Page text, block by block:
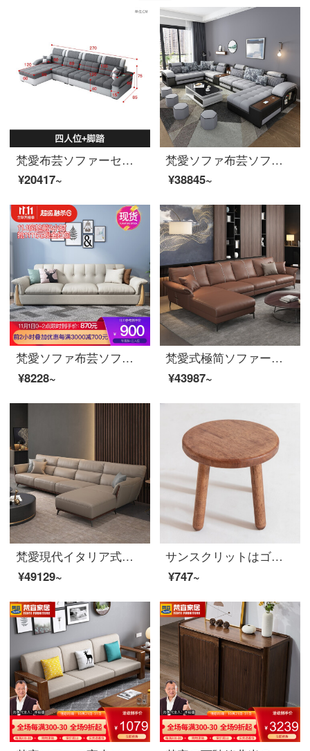
梵愛布芸ソファーセット簡単なリビングセット家具のサイズと部屋のサイズは、現代的には、ラテックスの科学技術布ソファの4つの位置+足を洗うことができます。
¥20417~
梵愛ソファ布芸ソファーラテックスの皮の布ソファーは現代簡単で、USB携帯の充電棚のソファーのリビングルームにセットされたリビングルームの家具四点セットの三防布のアップグレード版です。ラテックスのスプリングシートのバッグです。
¥38845~
梵愛ソファ布芸ソファ北欧の小型ソファーの三人の機能ソファベッドリビングの家具標準版（スポンジシートバッグ）の三人の位の深空灰（綿麻）
¥8228~
梵愛式極简ソファー北欧軽奢科学技術三防皮ソファセット現代皮芸ソファー家具ペア+シングル+貴妃ブラウン
¥43987~
梵愛現代イタリア式の極簡単で、贅沢な皮芸ソファーのサイズと部屋型の組み合わせの科学技術三防皮ソファの家具のペア+シングル+貴妃+足の米黄色
¥49129~
サンスクリットはゴムの木の小さい腰掛けの原木の色の新しい中国式の靴の腰掛けを交換します。
¥747~